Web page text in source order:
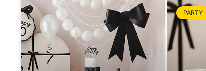
PARTY